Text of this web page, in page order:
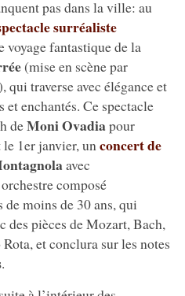
pas dans la ville: au
surréaliste
voyage fantastique de la
(mise en scène par
qui traverse avec élégance et
et enchantés. Ce spectacle
deMoni Ovadiapour
1er janvier, un concert de
avec
composé
moins de 30 ans, qui
des pièces de Mozart, Bach,
et conclura sur les notes
.